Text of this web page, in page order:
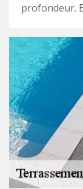
profondeur.